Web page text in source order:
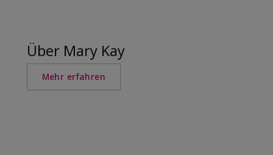
Über Mary Kay
Mehr erfahren